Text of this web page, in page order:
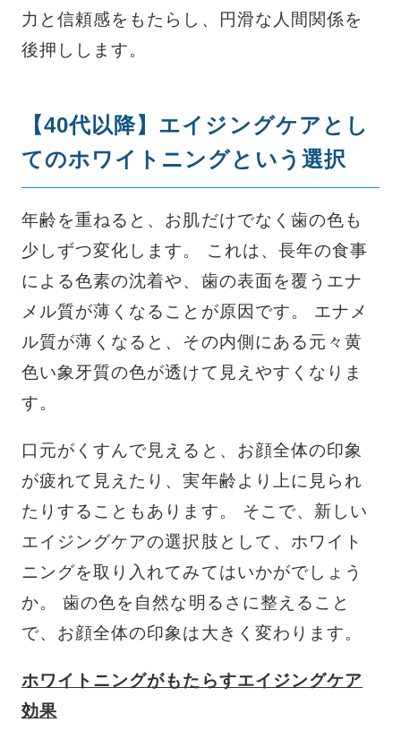
力と信頼感をもたらし、円滑な人間関係を
後押しします。
【40代以降】エイジングケアとし
てのホワイトニングという選択
年齢を重ねると、お肌だけでなく歯の色も
少しずつ変化します。 これは、長年の食事
による色素の沈着や、歯の表面を覆うエナ
メル質が薄くなることが原因です。 エナメ
ル質が薄くなると、その内側にある元々黄
色い象牙質の色が透けて見えやすくなりま
す。
口元がくすんで見えると、お顔全体の印象
が疲れて見えたり、実年齢より上に見られ
たりすることもあります。 そこで、新しい
エイジングケアの選択肢として、ホワイト
ニングを取り入れてみてはいかがでしょう
か。 歯の色を自然な明るさに整えること
で、お顔全体の印象は大きく変わります。
ホワイトニングがもたらすエイジングケア
効果